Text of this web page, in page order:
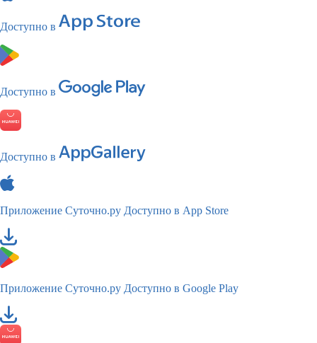
Доступно в
Доступно в
Доступно в
Приложение Суточно.ру Доступно в App Store
Приложение Суточно.ру Доступно в Google Play